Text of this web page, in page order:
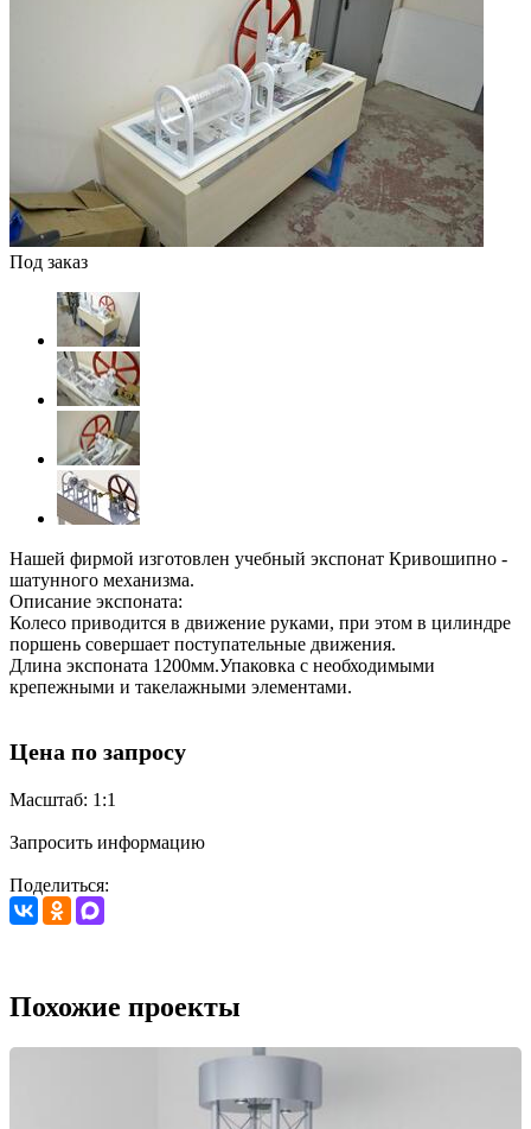
Под заказ
Нашей фирмой изготовлен учебный экспонат Кривошипно -
шатунного механизма.
Описание экспоната:
Колесо приводится в движение руками, при этом в цилиндре
поршень совершает поступательные движения.
Длина экспоната 1200мм.Упаковка с необходимыми
крепежными и такелажными элементами.
Цена по запросу
Масштаб: 1:1
Запросить информацию
Поделиться:
Похожие проекты